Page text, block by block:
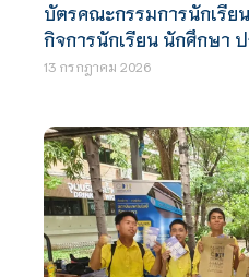
บัตรคณะกรรมการนักเรีย
กิจการนักเรียน นักศึกษา
13 กรกฎาคม 2026